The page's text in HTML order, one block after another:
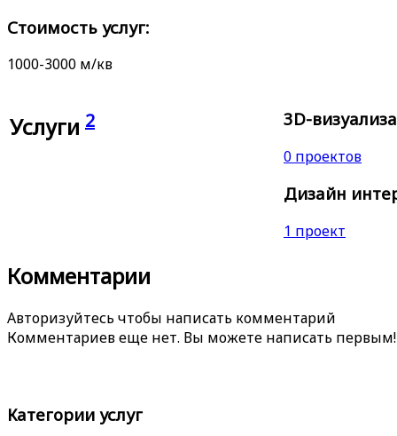
Стоимость услуг:
1000-3000 м/кв
Услуги 2 3D-
0 проектов
Дизайн
1 проект
Комментарии
Авторизуйтесь чтобы написать комментарий
Комментариев еще нет. Вы можете написать первым!
Категории услуг